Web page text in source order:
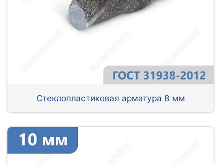
Стеклопластиковая арматура 8 мм